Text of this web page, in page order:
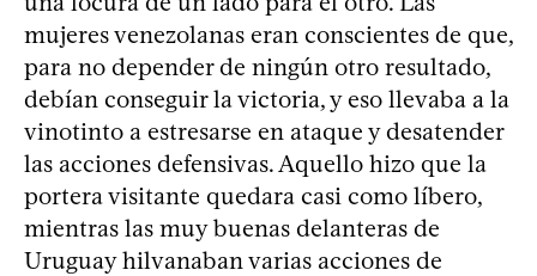
mujeres venezolanas eran conscientes de que,
para no depender de ningún otro resultado,
debían conseguir la victoria, y eso llevaba a la
vinotinto a estresarse en ataque y desatender
las acciones defensivas. Aquello hizo que la
portera visitante quedara casi como líbero,
mientras las muy buenas delanteras de
Uruguay hilvanaban varias acciones de